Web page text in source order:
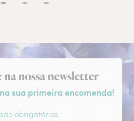
newsletter
na nossa newsletter
sua primeira encomenda!
obrigatórios.